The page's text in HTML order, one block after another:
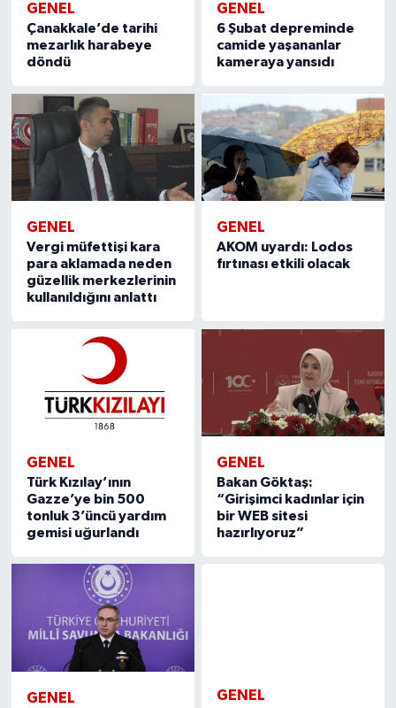
GENEL
Çanakkale’de tarihi
mezarlık harabeye
döndü
GENEL
6 Şubat depreminde
camide yaşananlar
kameraya yansıdı
GENEL
Vergi müfettişi kara
para aklamada neden
güzellik merkezlerinin
kullanıldığını anlattı
GENEL
AKOM uyardı: Lodos
fırtınası etkili olacak
GENEL
Türk Kızılay’ının
Gazze’ye bin 500
tonluk 3’üncü yardım
gemisi uğurlandı
GENEL
Bakan Göktaş:
“Girişimci kadınlar için
bir WEB sitesi
hazırlıyoruz”
GENEL GENEL